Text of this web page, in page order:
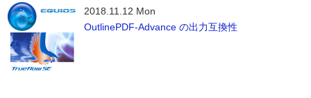
2018.11.12 Mon
OutlinePDF-Advance の出力互換性